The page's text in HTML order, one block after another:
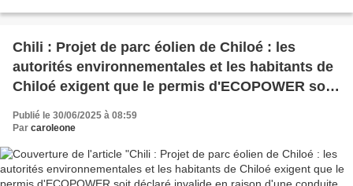
Chili : Projet de parc éolien de Chiloé : les
autorités environnementales et les habitants de
Chiloé exigent que le permis d'ECOPOWER soit
malveillante
Publié le 30/06/2025 à 08:59
Par caroleone